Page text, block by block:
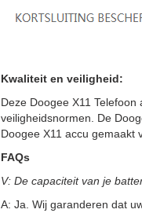
Kwaliteit en veiligheid:
Deze Doogee X11
veiligheidsnormen. De
Doogee X11 accu gemaakt
FAQs
V: De capaciteit van je
A: Ja. Wij garanderen dat